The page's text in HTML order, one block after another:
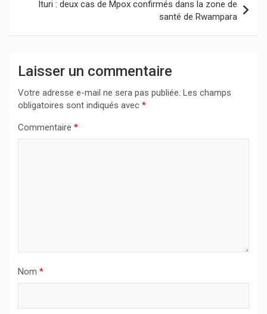
Ituri : deux cas de Mpox confirmés dans la zone de
santé de Rwampara
Laisser un commentaire
Votre adresse e-mail ne sera pas publiée. Les champs
obligatoires sont indiqués avec *
Commentaire *
Nom *